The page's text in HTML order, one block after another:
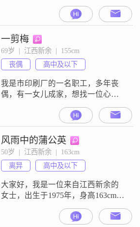
提供稳定的生活基础。虽然我的学
历是高中及以下，但我一直通过实
际工作经验来不断提升自己。性格
方面，我自认为是一个稳重可靠的
人。在生活中，我总是以成熟稳重
的态度来面对各种情况，能够冷静
处理问题。同时，我也非常乐观积
极，无
一剪梅
69岁  |  江西新余  |  155cm
丧偶
高中及以下
我是市印刷厂的一名职工，多年丧
偶，有一女儿成家，想找一位心地
员，看不到对方的信息，请谅解。
风雨中的蒲公英
50岁  |  江西新余  |  163cm
离异
高中及以下
大家好，我是一位来自江西新余的
女士，出生于1975年，身高163cm。
收入在5001到8000元之间。虽然我